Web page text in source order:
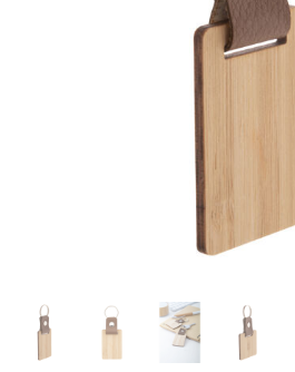
Outdoor en vrije tijd
Kantoorartikelen
Gadgets